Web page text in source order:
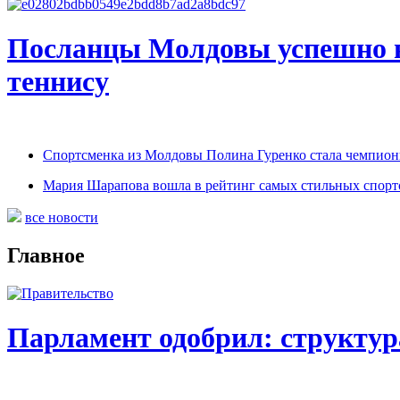
Посланцы Молдовы успешно
теннису
Спортсменка из Молдовы Полина Гуренко стала
Мария Шарапова вошла в рейтинг самых стильных
все новости
Главное
Парламент одобрил: